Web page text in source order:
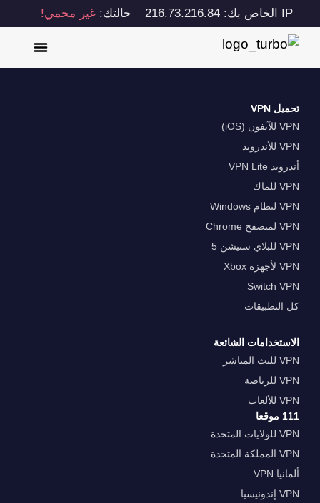
IP الخاص بك: 216.73.216.84 حالتك: غير محمي!
تحميل VPN
VPN للآيفون (iOS)
VPN للأندرويد
أندرويد VPN Lite
VPN للماك
VPN لنظام Windows
VPN لمتصفح Chrome
VPN للبلاي ستيشن 5
VPN لأجهزة Xbox
Switch VPN
كل التطبيقات
الاستخدامات الشائعة
VPN للبث المباشر
VPN للرياضة
VPN للألعاب
111 موقعا
VPN للولايات المتحدة
VPN المملكة المتحدة
ألمانيا VPN
VPN إندونيسيا